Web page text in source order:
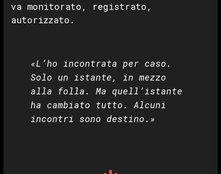
va monitorato, registrato,
autorizzato.
«L’ho incontrata per caso.
Solo un istante, in mezzo
alla folla. Ma quell’istante
ha cambiato tutto. Alcuni
incontri sono destino.»